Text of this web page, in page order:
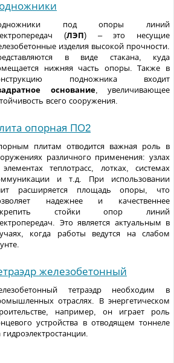
под опоры линий
(ЛЭП) – это несущие
изделия высокой прочности.
в виде стакана, куда
нижняя часть опоры. Также в
подножника входит
основание, увеличивающее
всего сооружения.
опорная ПО2
плитам отводится важная роль в
различного применения: узлах
теплотрасс, лотках, системах
и т.д. При использовании
расширяется площадь опоры, что
надежнее и качественнее
стойки опор линий
Это является актуальным в
когда работы ведутся на слабом
железобетонный
тетраэдр необходим в
отраслях. В энергетическом
например, он играет роль
устройства в отводящем тоннеле
гидроэлектростанции.